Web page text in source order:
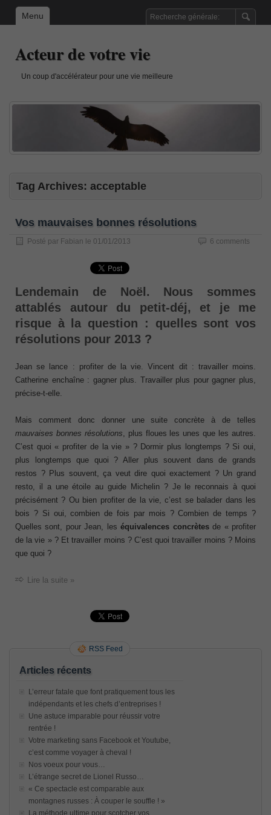
Menu
Acteur de votre vie
Un coup d'accélérateur pour une vie meilleure
Tag Archives: acceptable
Vos mauvaises bonnes résolutions
Posté par Fabian le 01/01/2013 6 comments
Lendemain de Noël. Nous sommes
attablés autour du petit-déj, et je me
risque à la question : quelles sont vos
résolutions pour 2013 ?
Jean se lance : profiter de la vie. Vincent dit : travailler moins.
Catherine enchaîne : gagner plus. Travailler plus pour gagner plus,
précise-t-elle.
Mais comment donc donner une suite concrète à de telles
mauvaises bonnes résolutions , plus floues les unes que les autres.
C’est quoi « profiter de la vie » ? Dormir plus longtemps ? Si oui,
plus longtemps que quoi ? Aller plus souvent dans de grands
restos ? Plus souvent, ça veut dire quoi exactement ? Un grand
resto, il a une étoile au guide Michelin ? Je le reconnais à quoi
précisément ? Ou bien profiter de la vie, c’est se balader dans les
bois ? Si oui, combien de fois par mois ? Combien de temps ?
Quelles sont, pour Jean, leséquivalences concrètesde « profiter
de la vie » ? Et travailler moins ? C’est quoi travailler moins ? Moins
que quoi ?
Lire la suite »
RSS Feed
Articles récents
L’erreur fatale que font pratiquement tous les
indépendants et les chefs d’entreprises !
Une astuce imparable pour réussir votre
rentrée !
Votre marketing sans Facebook et Youtube,
c’est comme voyager à cheval !
Nos voeux pour vous…
L’étrange secret de Lionel Russo…
« Ce spectacle est comparable aux
montagnes russes : À couper le souffle ! »
La méthode ultime pour scotcher vos